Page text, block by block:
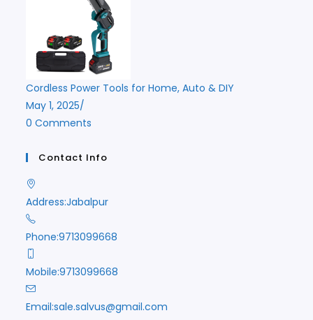
Cordless Power Tools for Home, Auto & DIY
May 1, 2025/
0 Comments
Contact Info
Address:Jabalpur
Phone:9713099668
Mobile:9713099668
Email:sale.salvus@gmail.com